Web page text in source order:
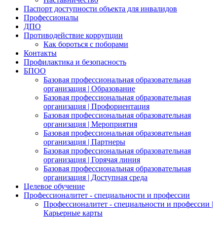
Паспорт доступности объекта для инвалидов
Профессионалы
ДПО
Противодействие коррупции
Как бороться с поборами
Контакты
Профилактика и безопасность
БПОО
Базовая профессиональная образовательная
организация | Образование
Базовая профессиональная образовательная
организация | Профориентация
Базовая профессиональная образовательная
организация | Мероприятия
Базовая профессиональная образовательная
организация | Партнеры
Базовая профессиональная образовательная
организация | Горячая линия
Базовая профессиональная образовательная
организация | Доступная среда
Целевое обучение
Профессионалитет - специальности и профессии
Профессионалитет - специальности и профессии |
Карьерные карты